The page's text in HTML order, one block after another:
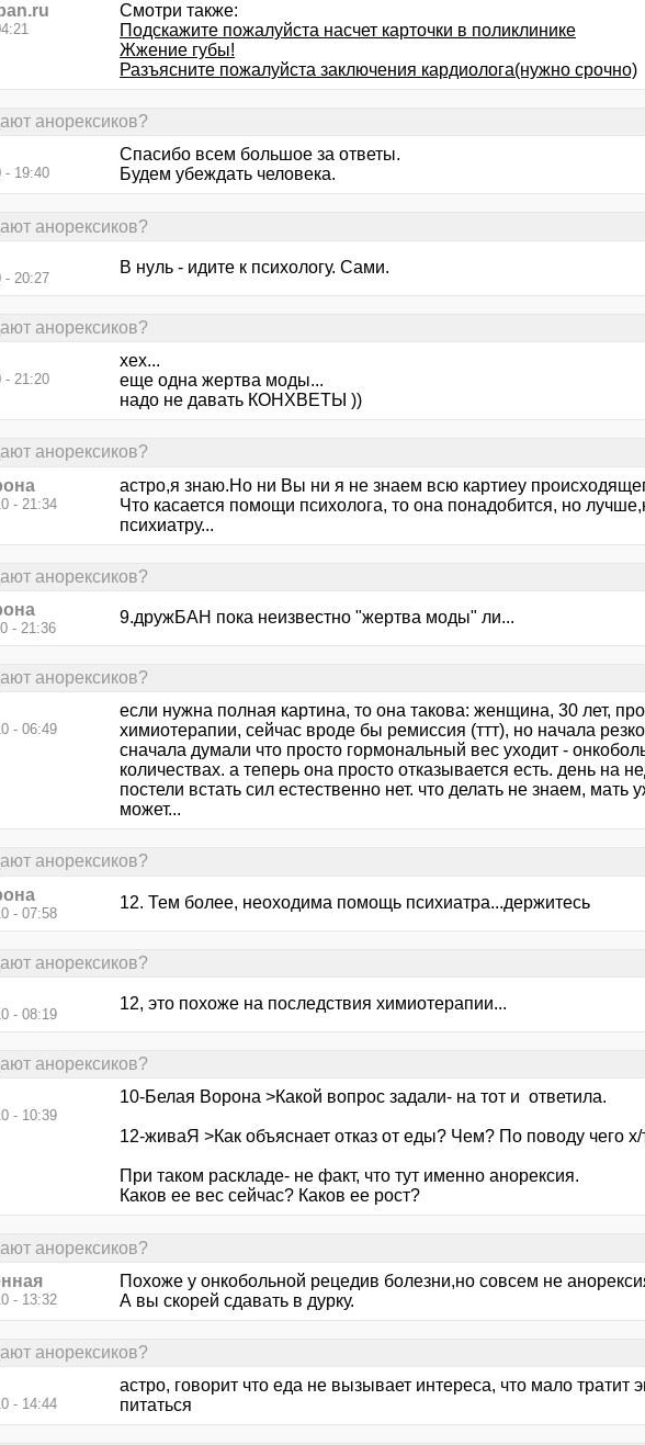
Смотри также:
Подскажите пожалуйста насчет карточки в поликлинике
Жжение губы!
Разъясните пожалуйста заключения кардиолога(нужно срочно)
анорексиков?
- 19:40
Спасибо всем большое за ответы.
Будем убеждать человека.
анорексиков?
- 20:27
В нуль - идите к психологу. Сами.
анорексиков?
- 21:20
хех...
еще одна жертва моды...
надо не давать КОНХВЕТЫ ))
анорексиков?
- 21:34
астро,я знаю.Но ни Вы ни я не знаем всю картиеу
Что касается помощи психолога, то она понадобится, но
психиатру...
анорексиков?
- 21:36
9.дружБАН пока неизвестно "жертва моды" ли...
анорексиков?
- 06:49
если нужна полная картина, то она такова: женщина, 30 лет,
химиотерапии, сейчас вроде бы ремиссия (ттт), но начала
сначала думали что просто гормональный вес уходит -
количествах. а теперь она просто отказывается есть. день на
постели встать сил естественно нет. что делать не знаем,
может...
анорексиков?
- 07:58
12. Тем более, неоходима помощь психиатра...держитесь
анорексиков?
- 08:19
12, это похоже на последствия химиотерапии...
анорексиков?
- 10:39
10-Белая Ворона >Какой вопрос задали- на тот и ответила.
12-живаЯ >Как объяснает отказ от еды? Чем? По поводу чего х/
При таком раскладе- не факт, что тут именно анорексия.
Каков ее вес сейчас? Каков ее рост?
анорексиков?
- 13:32
Похоже у онкобольной рецедив болезни,но совсем не
А вы скорей сдавать в дурку.
анорексиков?
- 14:44
астро, говорит что еда не вызывает интереса, что мало тратит
питаться